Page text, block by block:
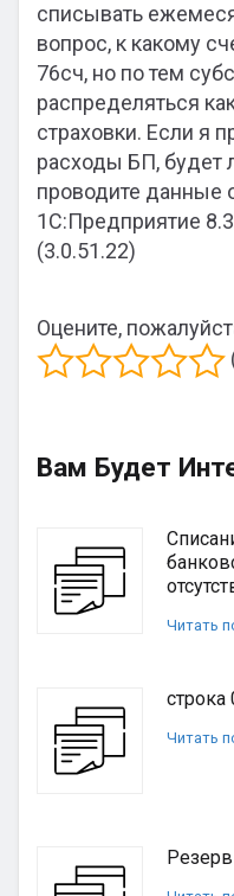
списывать
вопрос, к какому
76сч, но по тем
распределяться
страховки. Если я
расходы БП, будет
проводите данные
1С:Предприятие
(3.0.51.22)
Оцените,
Вам Будет
Читать
Читать